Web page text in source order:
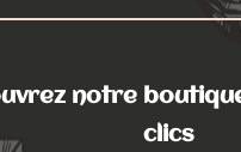
notre
clics